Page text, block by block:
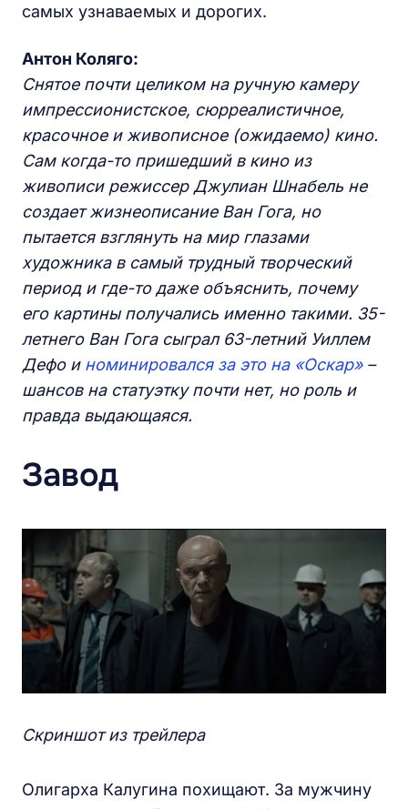
самых узнаваемых и дорогих.
Антон Коляго:
Снятое почти целиком на ручную камеру
импрессионистское, сюрреалистичное,
красочное и живописное (ожидаемо) кино.
Сам когда-то пришедший в кино из
живописи режиссер Джулиан Шнабель не
создает жизнеописание Ван Гога, но
пытается взглянуть на мир глазами
художника в самый трудный творческий
период и где-то даже объяснить, почему
его картины получались именно такими. 35-
летнего Ван Гога сыграл 63-летний Уиллем
Дефо и номинировался за это на «Оскар»–
шансов на статуэтку почти нет, но роль и
правда выдающаяся.
Завод
Скриншот из трейлера
Олигарха Калугина похищают. За мужчину